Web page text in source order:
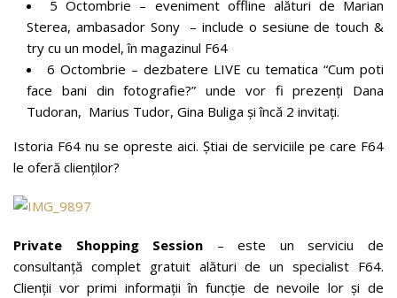
5 Octombrie – eveniment offline alături de Marian
Sterea, ambasador Sony – include o sesiune de touch &
try cu un model, în magazinul F64
6 Octombrie – dezbatere LIVE cu tematica “Cum poti
face bani din fotografie?” unde vor fi prezenți Dana
Tudoran, Marius Tudor, Gina Buliga și încă 2 invitați.
Istoria F64 nu se opreste aici. Știai de serviciile pe care F64
le oferă clienților?
Private Shopping Session – este un serviciu de
consultanță complet gratuit alături de un specialist F64.
Clienții vor primi informații în funcție de nevoile lor și de